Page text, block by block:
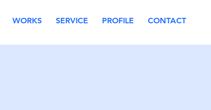
WORKS SERVICE PROFILE CONTACT